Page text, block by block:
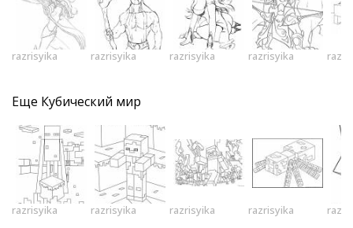
razrisyika razrisyika razrisyika razrisyika
Еще Кубический мир
razrisyika razrisyika razrisyika razrisyika